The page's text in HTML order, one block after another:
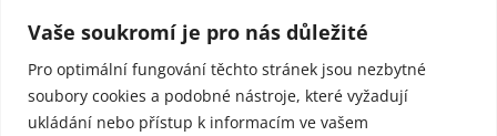
Vaše soukromí je pro nás důležité
Pro optimální fungování těchto stránek jsou nezbytné
soubory cookies a podobné nástroje, které vyžadují
ukládání nebo přístup k informacím ve vašem
Vstupte do strany
Registrovaný sympatizant
Přispějte finančně